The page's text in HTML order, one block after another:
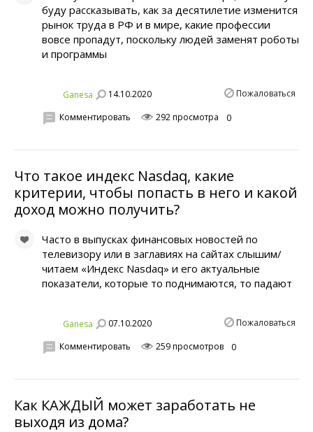
буду рассказывать, как за десятилетие изменится
рынок труда в РФ и в мире, какие профессии
вовсе пропадут, поскольку людей заменят роботы
и программы
Ganesa 14.10.2020 Пожаловаться
Комментировать 292 просмотра 0
Что такое индекс Nasdaq, какие
критерии, чтобы попасть в него и какой
доход можно получить?
Часто в выпусках финансовых новостей по
телевизору или в заглавиях на сайтах слышим/
читаем «Индекс Nasdaq» и его актуальные
показатели, которые то поднимаются, то падают
Ganesa 07.10.2020 Пожаловаться
Комментировать 259 просмотров 0
Как КАЖДЫЙ может заработать не
выходя из дома?